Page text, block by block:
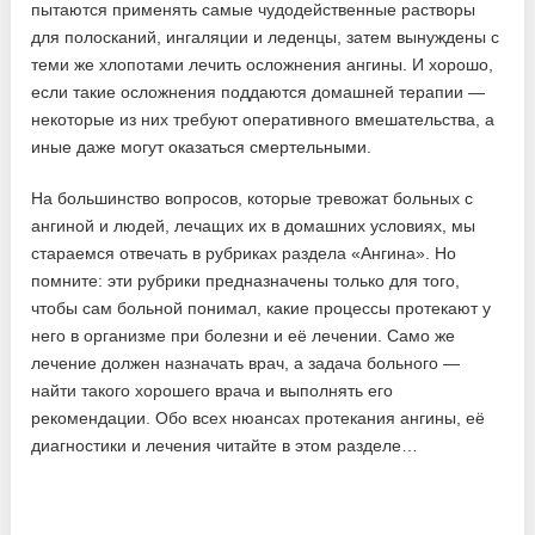
пытаются применять самые чудодейственные растворы
для полосканий, ингаляции и леденцы, затем вынуждены с
теми же хлопотами лечить осложнения ангины. И хорошо,
если такие осложнения поддаются домашней терапии —
некоторые из них требуют оперативного вмешательства, а
иные даже могут оказаться смертельными.
На большинство вопросов, которые тревожат больных с
ангиной и людей, лечащих их в домашних условиях, мы
стараемся отвечать в рубриках раздела «Ангина». Но
помните: эти рубрики предназначены только для того,
чтобы сам больной понимал, какие процессы протекают у
него в организме при болезни и её лечении. Само же
лечение должен назначать врач, а задача больного —
найти такого хорошего врача и выполнять его
рекомендации. Обо всех нюансах протекания ангины, её
диагностики и лечения читайте в этом разделе…